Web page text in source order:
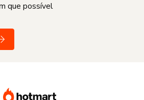
que possível